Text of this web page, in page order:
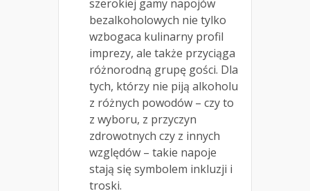
szerokiej gamy napojów
bezalkoholowych nie tylko
wzbogaca kulinarny profil
imprezy, ale także przyciąga
różnorodną grupę gości. Dla
tych, którzy nie piją alkoholu
z różnych powodów – czy to
z wyboru, z przyczyn
zdrowotnych czy z innych
względów – takie napoje
stają się symbolem inkluzji i
troski.